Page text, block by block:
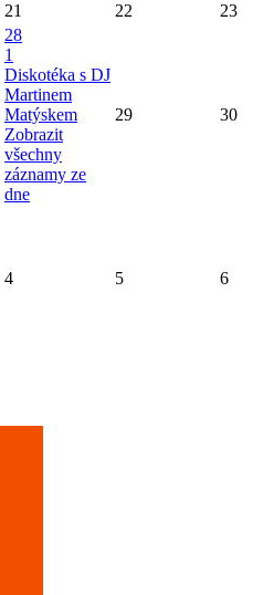
21 22 23
28
1
Diskotéka s DJ
Martinem
Matýskem
Zobrazit
všechny
záznamy ze
dne
29 30
4 5 6